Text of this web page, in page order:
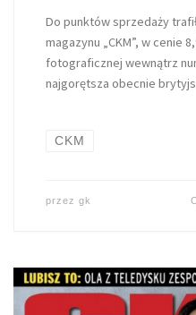
Do punktów sprzedaży
magazynu „CKM”, w cenie
fotograficznej wewnątrz
najgorętsza obecnie
CKM
przez gk